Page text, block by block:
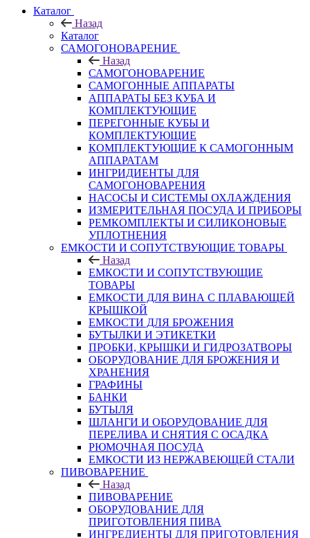
Каталог
Назад
Каталог
САМОГОНОВАРЕНИЕ
Назад
САМОГОНОВАРЕНИЕ
САМОГОННЫЕ АППАРАТЫ
АППАРАТЫ БЕЗ КУБА И
КОМПЛЕКТУЮЩИЕ
ПЕРЕГОННЫЕ КУБЫ И
КОМПЛЕКТУЮЩИЕ
КОМПЛЕКТУЮЩИЕ К САМОГОННЫМ
АППАРАТАМ
ИНГРИДИЕНТЫ ДЛЯ
САМОГОНОВАРЕНИЯ
НАСОСЫ И СИСТЕМЫ ОХЛАЖДЕНИЯ
ИЗМЕРИТЕЛЬНАЯ ПОСУДА И ПРИБОРЫ
РЕМКОМПЛЕКТЫ И СИЛИКОНОВЫЕ
УПЛОТНЕНИЯ
ЕМКОСТИ И СОПУТСТВУЮЩИЕ ТОВАРЫ
Назад
ЕМКОСТИ И СОПУТСТВУЮЩИЕ
ТОВАРЫ
ЕМКОСТИ ДЛЯ ВИНА С ПЛАВАЮЩЕЙ
КРЫШКОЙ
ЕМКОСТИ ДЛЯ БРОЖЕНИЯ
БУТЫЛКИ И ЭТИКЕТКИ
ПРОБКИ, КРЫШКИ И ГИДРОЗАТВОРЫ
ОБОРУДОВАНИЕ ДЛЯ БРОЖЕНИЯ И
ХРАНЕНИЯ
ГРАФИНЫ
БАНКИ
БУТЫЛЯ
ШЛАНГИ И ОБОРУДОВАНИЕ ДЛЯ
ПЕРЕЛИВА И СНЯТИЯ С ОСАДКА
РЮМОЧНАЯ ПОСУДА
ЕМКОСТИ ИЗ НЕРЖАВЕЮЩЕЙ СТАЛИ
ПИВОВАРЕНИЕ
Назад
ПИВОВАРЕНИЕ
ОБОРУДОВАНИЕ ДЛЯ
ПРИГОТОВЛЕНИЯ ПИВА
ИНГPЕДИЕНТЫ ДЛЯ ПРИГОТОВЛЕНИЯ